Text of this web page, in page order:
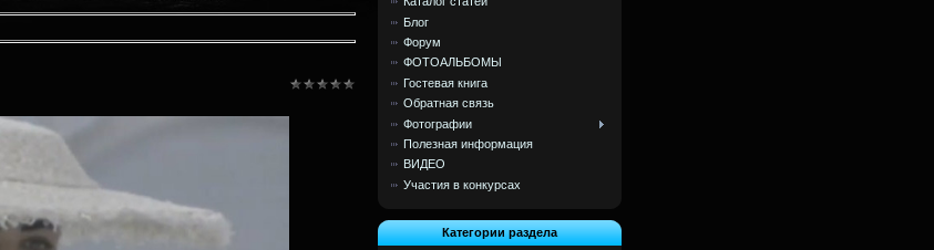
Блог
Форум
ФОТОАЛЬБОМЫ
Гостевая книга
Обратная связь
Фотографии
Полезная информация
ВИДЕО
Участия в конкурсах
Категории раздела